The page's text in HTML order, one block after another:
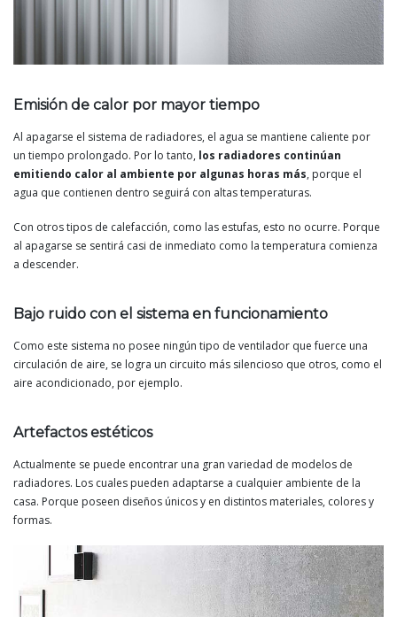
Emisión de calor por mayor tiempo
Al apagarse el sistema de radiadores, el agua se mantiene caliente por
un tiempo prolongado. Por lo tanto, los radiadores continúan
emitiendo calor al ambiente por algunas horas más, porque el
agua que contienen dentro seguirá con altas temperaturas.
Con otros tipos de calefacción, como las estufas, esto no ocurre. Porque
al apagarse se sentirá casi de inmediato como la temperatura comienza
a descender.
Bajo ruido con el sistema en funcionamiento
Como este sistema no posee ningún tipo de ventilador que fuerce una
circulación de aire, se logra un circuito más silencioso que otros, como el
aire acondicionado, por ejemplo.
Artefactos estéticos
Actualmente se puede encontrar una gran variedad de modelos de
radiadores. Los cuales pueden adaptarse a cualquier ambiente de la
casa. Porque poseen diseños únicos y en distintos materiales, colores y
formas.